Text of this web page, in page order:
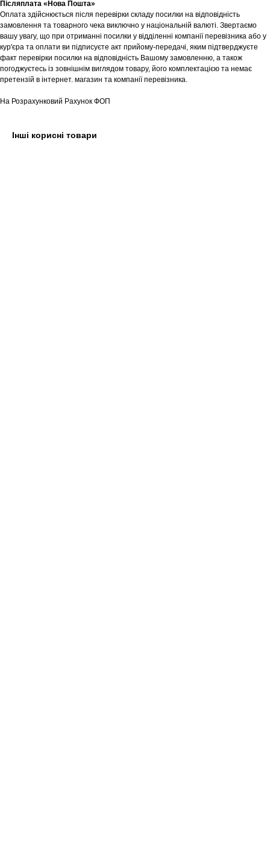
Післяплата «Нова Пошта»
Оплата здійснюється після перевірки складу посилки на відповідність
замовлення та товарного чека виключно у національній валюті. Звертаємо
вашу увагу, що при отриманні посилки у відділенні компанії перевізника або у
кур'єра та оплати ви підписуєте акт прийому-передачі, яким підтверджуєте
факт перевірки посилки на відповідність Вашому замовленню, а також
погоджуєтесь із зовнішнім виглядом товару, його комплектацією та немає
претензій в інтернет. магазин та компанії перевізника.
На Розрахунковий Рахунок ФОП
Інші корисні товари